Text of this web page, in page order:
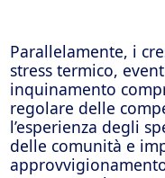
Parallelamente, i
stress termico,
inquinamento
regolare delle
l’esperienza degli
delle comunità e